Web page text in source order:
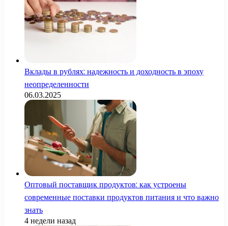
Вклады в рублях: надежность и доходность в эпоху
неопределенности
06.03.2025
Оптовый поставщик продуктов: как устроены
современные поставки продуктов питания и что важно
знать
4 недели назад